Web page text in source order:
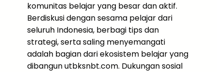
komunitas belajar yang besar dan aktif.
Berdiskusi dengan sesama pelajar dari
seluruh Indonesia, berbagi tips dan
strategi, serta saling menyemangati
adalah bagian dari ekosistem belajar yang
dibangun utbksnbt.com. Dukungan sosial